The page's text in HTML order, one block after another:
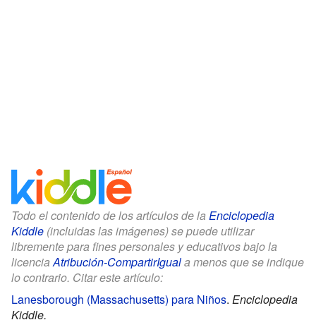
Todo el contenido de los artículos de la Enciclopedia
Kiddle (incluidas las imágenes) se puede utilizar
libremente para fines personales y educativos bajo la
licenciaAtribución-CompartirIguala menos que se indique
lo contrario. Citar este artículo:
Lanesborough (Massachusetts) para Niños. Enciclopedia
Kiddle.